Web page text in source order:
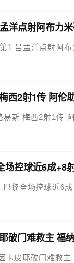
洋点射阿布力
1 吕孟洋点射阿
西2射1传 阿伦
斯 梅西2射1传
场控球近6成+8
黎全场控球近6
破门难救主 福
卡皮耶破门难救